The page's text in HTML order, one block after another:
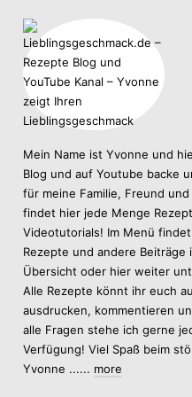
Mein Name ist Yvonne und
Blog und auf Youtube backe
für meine Familie, Freund und
findet hier jede Menge
Videotutorials! Im Menü
Rezepte und andere Beiträge
Übersicht oder hier weiter
Alle Rezepte könnt ihr euch
ausdrucken, kommentieren
alle Fragen stehe ich gerne
Verfügung! Viel Spaß beim
Yvonne ...... more